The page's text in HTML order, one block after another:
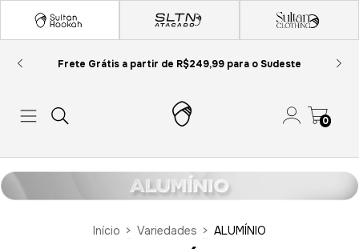
Frete Grátis a partir de R$249,99 para o Sudeste
0
Início > Variedades > ALUMÍNIO